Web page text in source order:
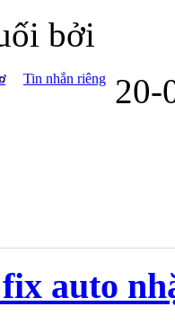
bởi
Tin nhắn riêng 20-
auto